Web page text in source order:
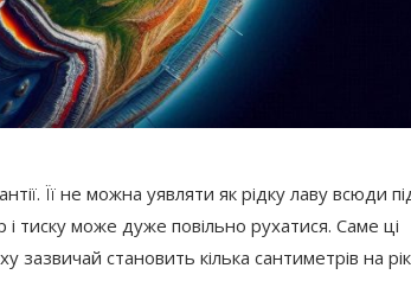
Її не можна уявляти як рідку лаву всюди
тиску може дуже повільно рухатися. Саме ці
зазвичай становить кілька сантиметрів на